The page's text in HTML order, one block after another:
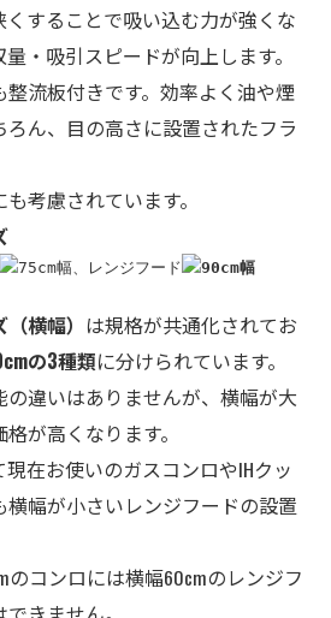
することで吸い込む力が強くな
・吸引スピードが向上します。
流板付きです。効率よく油や煙
ん、目の高さに設置されたフラ
考慮されています。
（横幅） は規格が共通化されてお
の3種類に分けられています。
違いはありませんが、横幅が大
が高くなります。
在お使いのガスコンロやIHクッ
幅が小さいレンジフードの設置
のコンロには横幅60cmのレンジフ